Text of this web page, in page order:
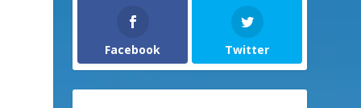
Facebook Twitter